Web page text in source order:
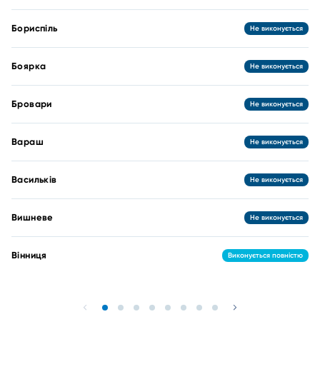
Бориспіль Не виконується
Боярка Не виконується
Бровари Не виконується
Вараш Не виконується
Васильків Не виконується
Вишневе Не виконується
Вінниця Виконується повністю